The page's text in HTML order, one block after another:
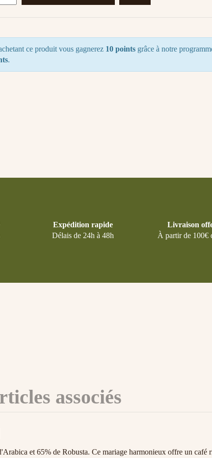
ce produit vous gagnerez 10 points grâce à notre
.
Expédition rapide
Délais de 24h à 48h
Livraison
À partir de 100€
associés
et 65% de Robusta. Ce mariage harmonieux offre un café